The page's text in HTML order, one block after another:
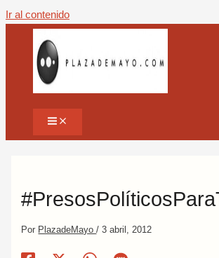
Ir al contenido
Por PlazadeMayo/3 abril, 2012